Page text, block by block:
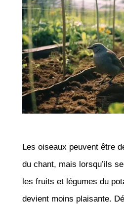
Les oiseaux peuvent être
du chant, mais lorsqu’ils
les fruits et légumes du
devient moins plaisante.